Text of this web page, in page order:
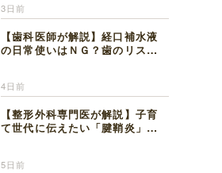
3日前
【歯科医師が解説】経口補水液
の日常使いはＮＧ？歯のリスク
4日前
【整形外科専門医が解説】子育
て世代に伝えたい「腱鞘炎」の
5日前